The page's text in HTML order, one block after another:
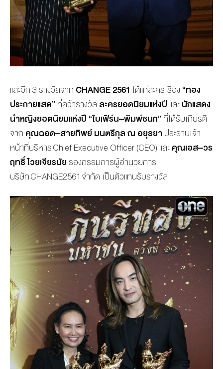
และอีก 3 รางวัลจาก CHANGE 2561 ได้แก่ละครเรื่อง “ทอง
ประกายแสด” ที่คว้ารางวัล ละครยอดนิยมแห่งปี และนักแสดง
นำหญิงยอดนิยมแห่งปี “ใบเฟิร์น–พิมพ์ชนก” ที่ได้รับเกียรติ
จาก คุณฉอด–สายทิพย์มนตรีกุลณ อยุธยา ประธานเจ้า
หน้าที่บริหาร Chief Executive Officer (CEO) และคุณเอส–วร
ฤทธิ์ไวยเจียรนัยรองกรรมการผู้อำนวยการ
บริษัท CHANGE2561 จำกัด เป็นตัวแทนรับรางวัล